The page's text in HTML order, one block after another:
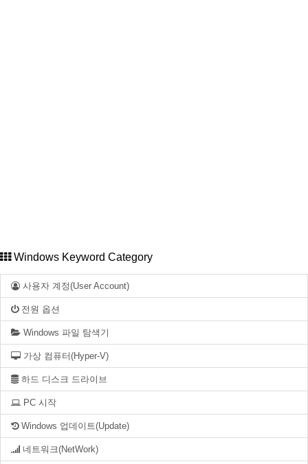
Windows Keyword Category
사용자 계정(User Account)
전원 옵션
Windows 파일 탐색기
가상 컴퓨터(Hyper-V)
하드 디스크 드라이브
PC 시작
Windows 업데이트(Update)
네트워크(NetWork)